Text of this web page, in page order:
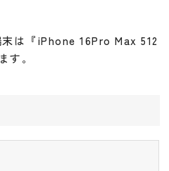
は『iPhone 16Pro Max 512
す。